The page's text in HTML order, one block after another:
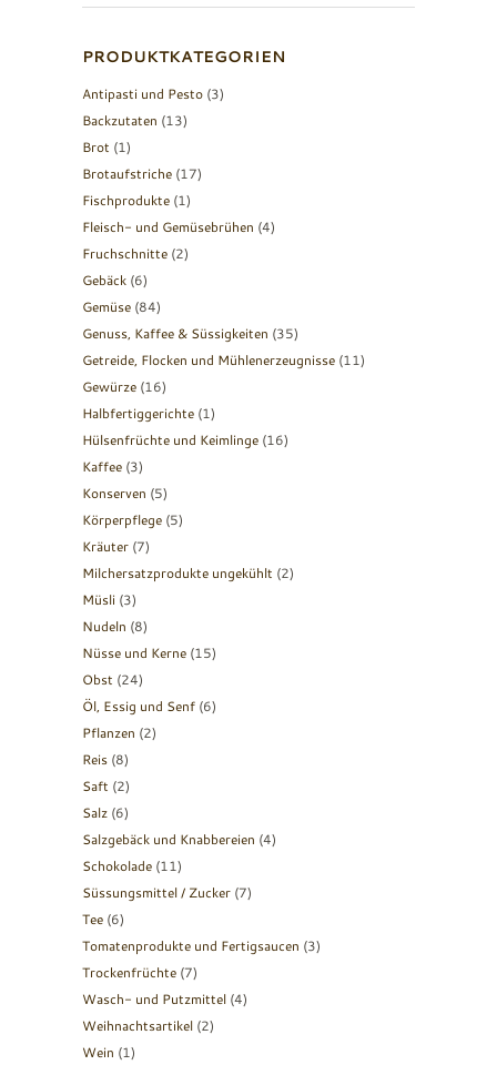
PRODUKTKATEGORIEN
Antipasti und Pesto (3)
Backzutaten (13)
Brot (1)
Brotaufstriche (17)
Fischprodukte (1)
Fleisch- und Gemüsebrühen (4)
Fruchschnitte (2)
Gebäck (6)
Gemüse (84)
Genuss, Kaffee & Süssigkeiten (35)
Getreide, Flocken und Mühlenerzeugnisse (11)
Gewürze (16)
Halbfertiggerichte (1)
Hülsenfrüchte und Keimlinge (16)
Kaffee (3)
Konserven (5)
Körperpflege (5)
Kräuter (7)
Milchersatzprodukte ungekühlt (2)
Müsli (3)
Nudeln (8)
Nüsse und Kerne (15)
Obst (24)
Öl, Essig und Senf (6)
Pflanzen (2)
Reis (8)
Saft (2)
Salz (6)
Salzgebäck und Knabbereien (4)
Schokolade (11)
Süssungsmittel / Zucker (7)
Tee (6)
Tomatenprodukte und Fertigsaucen (3)
Trockenfrüchte (7)
Wasch- und Putzmittel (4)
Weihnachtsartikel (2)
Wein (1)